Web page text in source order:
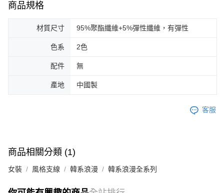
商品規格
材質尺寸 95%聚酯纖維+5%彈性纖維，有彈性
色系 2色
配件 無
產地 中國製
客服
商品相關分類 (1)
女裝 風格支線 韓系浪漫 韓系浪漫全系列